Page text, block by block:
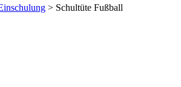
> Schultüte Fußball